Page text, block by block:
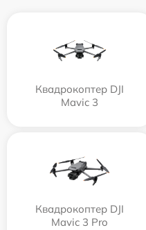
Квадрокоптер DJI
Mavic 3
Квадрокоптер DJI
Mavic 3 Pro